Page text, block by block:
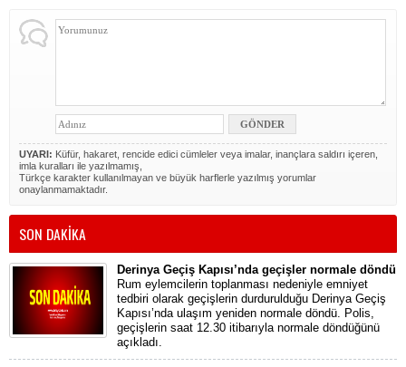
UYARI: Küfür, hakaret, rencide edici cümleler veya imalar, inançlara saldırı içeren,
imla kuralları ile yazılmamış,
Türkçe karakter kullanılmayan ve büyük harflerle yazılmış yorumlar
onaylanmamaktadır.
SON DAKİKA
Derinya Geçiş Kapısı’nda geçişler normale döndü
Rum eylemcilerin toplanması nedeniyle emniyet
tedbiri olarak geçişlerin durdurulduğu Derinya Geçiş
Kapısı’nda ulaşım yeniden normale döndü. Polis,
geçişlerin saat 12.30 itibarıyla normale döndüğünü
açıkladı.